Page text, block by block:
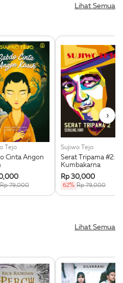
Lihat Semua
Tejo
Cinta Angon
Rp 79,000
Sujiwo Tejo
Serat Tripama #2:
Kumbakarna
Rp 30,000
62% Rp 79,000
›
Lihat Semua